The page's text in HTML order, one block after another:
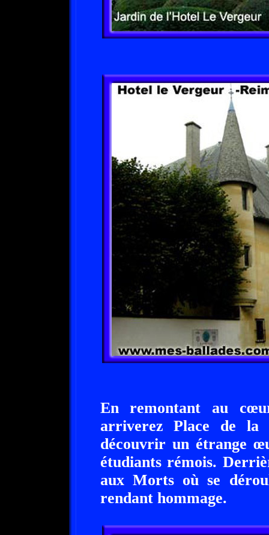
En remontant au
arriverez Place de la
découvrir un étrange
étudiants rémois.
aux Morts où se
rendant hommage.